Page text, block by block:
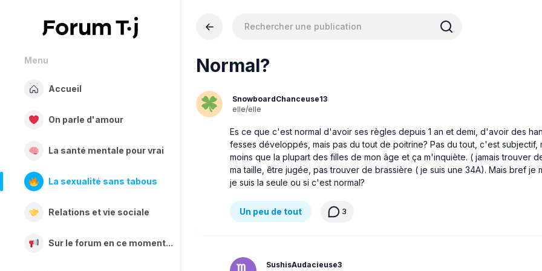
Menu
Accueil
On parle d'amour
La santé mentale pour vrai
La sexualité sans tabous
Relations et vie sociale
Sur le forum en ce moment...
Normal?
SnowboardChanceuse13
elle/elle
Es ce que c'est normal d'avoir ses règles depuis 1 an et demi, d'avoir des
fesses développés, mais pas du tout de poitrine? Pas du tout, c'est subjectif,
moins que la plupart des filles de mon âge et ça m'inquiète. ( jamais trouver
ma taille, être jugée, pas trouver de brassière ( je suis une 34A). Mais bref je
je suis la seule ou si c'est normal?
Un peu de tout 3
SushisAudacieuse3